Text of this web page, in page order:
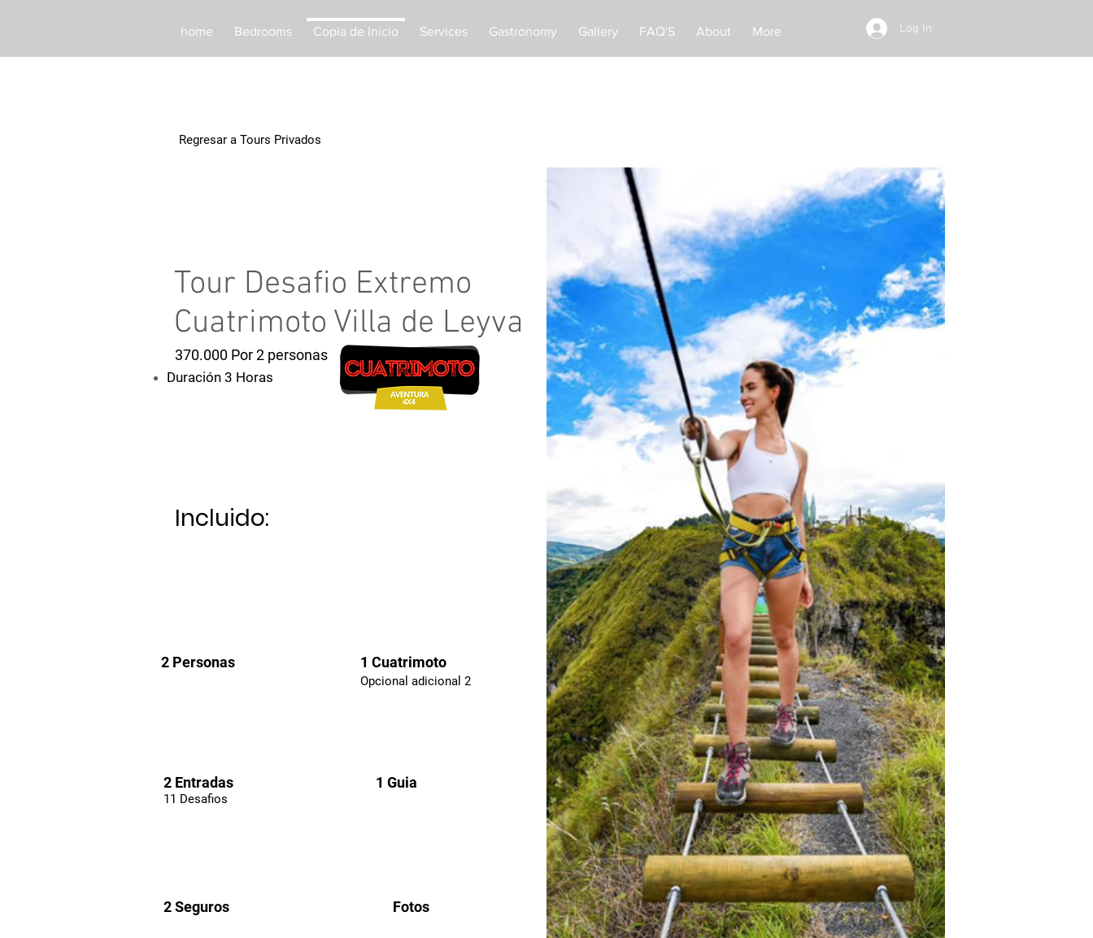
home Bedrooms Copia de Inicio Services Gastronomy Gallery FAQ'S About More Log In
Regresar a Tours Privados
Tour Desafio Extremo
Cuatrimoto Villa de Leyva
370.000 Por 2 personas
Duración 3 Horas
Incluido:
2 Personas 1 Cuatrimoto
Opcional adicional 2
2 Entradas 1 Guia
11 Desafios
2 Seguros Fotos